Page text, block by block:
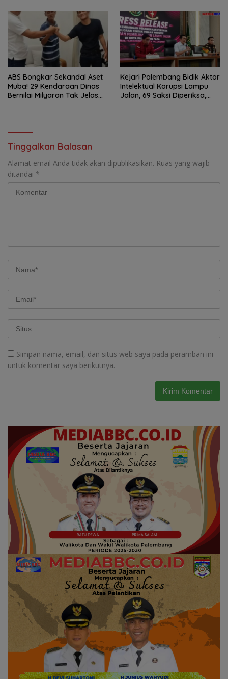
ABS Bongkar Sekandal Aset
Muba! 29 Kendaraan Dinas
Bernilai Milyaran Tak Jelas
Kejari Palembang Bidik Aktor
Intelektual Korupsi Lampu
Jalan, 69 Saksi Diperiksa,
Tinggalkan Balasan
Alamat email Anda tidak akan dipublikasikan. Ruas yang wajib
ditandai *
Simpan nama, email, dan situs web saya pada peramban ini
untuk komentar saya berikutnya.